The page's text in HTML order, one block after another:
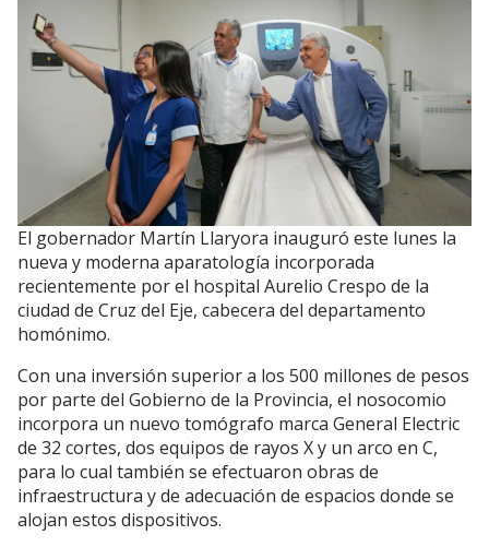
El gobernador Martín Llaryora inauguró este lunes la
nueva y moderna aparatología incorporada
recientemente por el hospital Aurelio Crespo de la
ciudad de Cruz del Eje, cabecera del departamento
homónimo.
Con una inversión superior a los 500 millones de pesos
por parte del Gobierno de la Provincia, el nosocomio
incorpora un nuevo tomógrafo marca General Electric
de 32 cortes, dos equipos de rayos X y un arco en C,
para lo cual también se efectuaron obras de
infraestructura y de adecuación de espacios donde se
alojan estos dispositivos.